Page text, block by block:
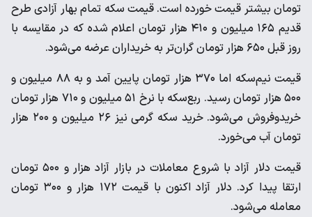
تومان بیشتر قیمت خورده است. قیمت سکه تمام بهار آزادی طرح
قدیم ۱۶۵ میلیون و ۴۱۰ هزار تومان اعلام شده که در مقایسه با
روز قبل ۶۵۰ هزار تومان گران‌تر به خریداران عرضه می‌شود.
قیمت نیم‌سکه اما ۳۷۰ هزار تومان پایین آمد و به ۸۸ میلیون و
۵۰۰ هزار تومان رسید. ربع‌سکه با نرخ ۵۱ میلیون و ۷۱۰ هزار تومان
خریدوفروش می‌شود. خرید سکه گرمی نیز ۲۶ میلیون و ۲۰۰ هزار
تومان آب می‌خورد.
قیمت دلار آزاد با شروع معاملات در بازار آزاد هزار و ۵۰۰ تومان
ارتقا پیدا کرد. دلار آزاد اکنون با قیمت ۱۷۲ هزار و ۳۰۰ تومان
معامله می‌شود.